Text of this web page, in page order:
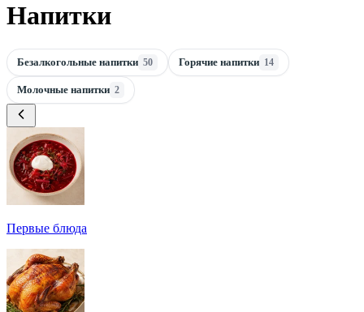
Напитки
Безалкогольные напитки 50 Горячие напитки 14
Молочные напитки 2
Первые блюда